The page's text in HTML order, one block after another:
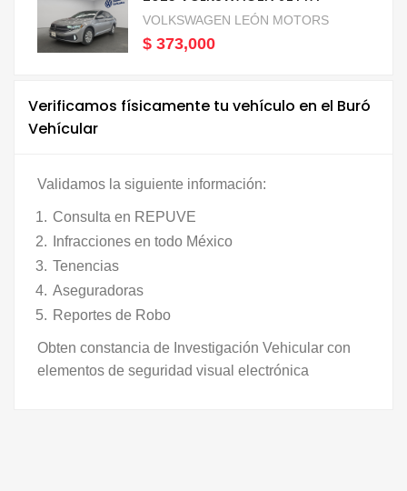
VOLKSWAGEN LEÓN MOTORS
$ 373,000
Verificamos físicamente tu vehículo en el Buró
Vehícular
Validamos la siguiente información:
Consulta en REPUVE
Infracciones en todo México
Tenencias
Aseguradoras
Reportes de Robo
Obten constancia de Investigación Vehicular con
elementos de seguridad visual electrónica